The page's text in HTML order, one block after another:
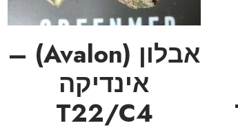
אבלון (Avalon) –
אינדיקה
T22/C4